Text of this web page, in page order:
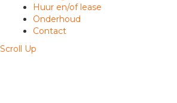
Huur en/of lease
Onderhoud
Contact
Scroll Up